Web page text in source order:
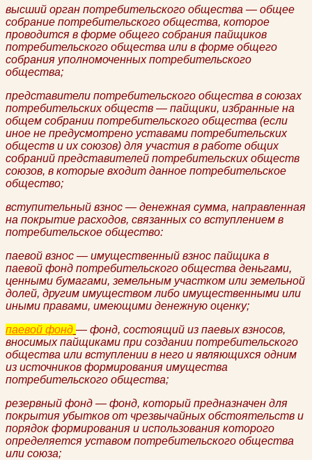
высший орган потребительского общества — общее
собрание потребительского общества, которое
проводится в форме общего собрания пайщиков
потребительского общества или в форме общего
собрания уполномоченных потребительского
общества;
представители потребительского общества в союзах
потребительских обществ — пайщики, избранные на
общем собрании потребительского общества (если
иное не предусмотрено уставами потребительских
обществ и их союзов) для участия в работе общих
собраний представителей потребительских обществ
союзов, в которые входит данное потребительское
общество;
вступительный взнос — денежная сумма, направленная
на покрытие расходов, связанных со вступлением в
потребительское общество:
паевой взнос — имущественный взнос пайщика в
паевой фонд потребительского общества деньгами,
ценными бумагами, земельным участком или земельной
долей, другим имуществом либо имущественными или
иными правами, имеющими денежную оценку;
паевой фонд — фонд, состоящий из паевых взносов,
вносимых пайщиками при создании потребительского
общества или вступлении в него и являющихся одним
из источников формирования имущества
потребительского общества;
резервный фонд — фонд, который предназначен для
покрытия убытков от чрезвычайных обстоятельств и
порядок формирования и использования которого
определяется уставом потребительского общества
или союза;